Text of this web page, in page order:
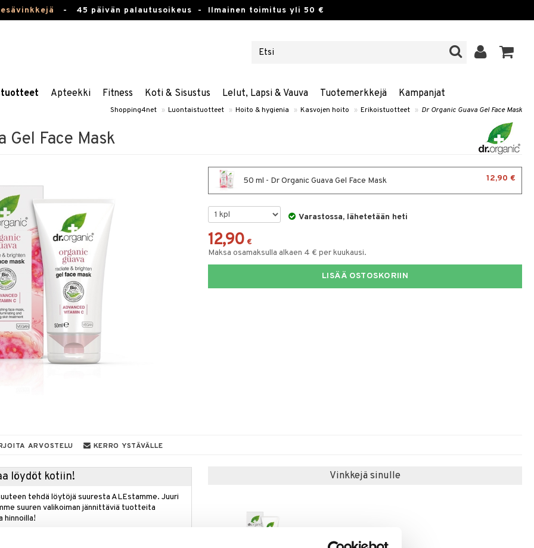
- 45 päivän palautusoikeus - Ilmainen toimitus yli 50 €
Apteekki Fitness Koti & Sisustus Lelut, Lapsi & Vauva Tuotemerkkejä Kampanjat
Shopping4net » Luontaistuotteet » Hoito & hygienia » Kasvojen hoito » Erikoistuotteet » Dr Organic Guava Gel Face Mask
Gel Face Mask
50 ml - Dr Organic Guava Gel Face Mask 12,90 €
Varastossa, lähetetään heti
12,90 €
Maksa osamaksulla alkaen 4 € per kuukausi.
LISÄÄ OSTOSKORIIN
ARVOSTELU KERRO YSTÄVÄLLE
löydöt kotiin!
tehdä löytöjä suuresta ALEstamme. Juuri
suuren valikoiman jännittäviä tuotteita
hinnoilla!
Vinkkejä sinulle